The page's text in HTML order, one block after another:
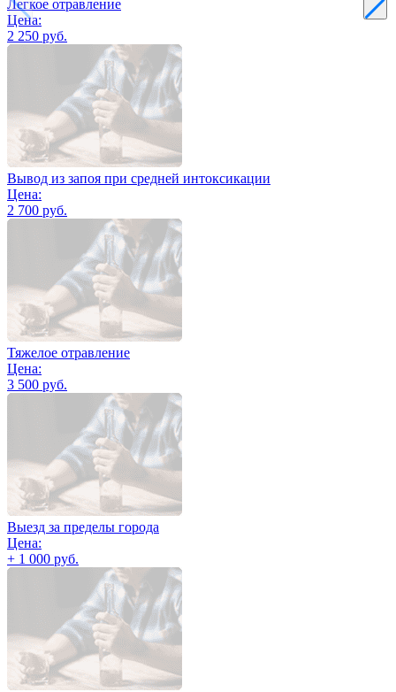
Легкое отравление
Цена:
2 250 руб.
Вывод из запоя при средней интоксикации
Цена:
2 700 руб.
Тяжелое отравление
Цена:
3 500 руб.
Выезд за пределы города
Цена:
+ 1 000 руб.